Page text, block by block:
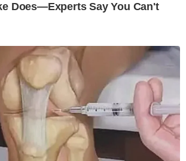
Does—Experts Say You Can't